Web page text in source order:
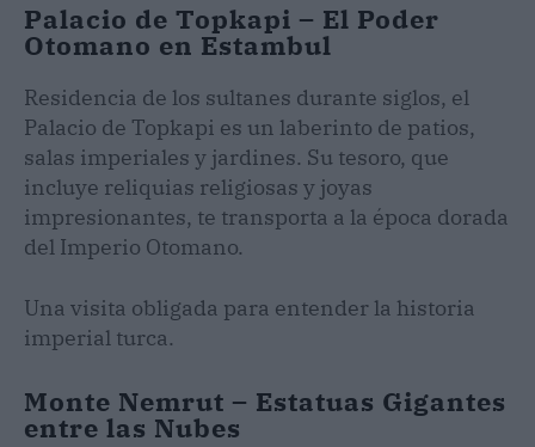
Palacio de Topkapi – El Poder
Otomano en Estambul
Residencia de los sultanes durante siglos, el
Palacio de Topkapi es un laberinto de patios,
salas imperiales y jardines. Su tesoro, que
incluye reliquias religiosas y joyas
impresionantes, te transporta a la época dorada
del Imperio Otomano.
Una visita obligada para entender la historia
imperial turca.
Monte Nemrut – Estatuas Gigantes
entre las Nubes